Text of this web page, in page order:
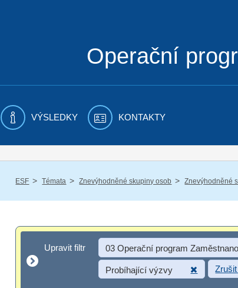
Operační
VÝSLEDKY KONTAKTY
ESF / Témata / Znevýhodněné skupiny osob / Znevýhodněné
Upravit filtr
Upravit filtr 03 Operační program
Probíhající výzvy